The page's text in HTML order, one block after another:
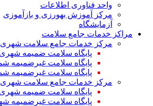
واحد فناوری اطلاعات
مرکز آموزش بهورزی و بازآموزی
آزمایشگاه
مراکز خدمات جامع سلامت
مرکز خدمات جامع سلامت
پایگاه سلامت ضمیمه
پایگاه سلامت غیرضمیمه
پایگاه سلامت غیرضمیمه
مرکز خدمات جامع سلامت شهری
پایگاه سلامت ضمیمه
پایگاه سلامت غیرضمیمه